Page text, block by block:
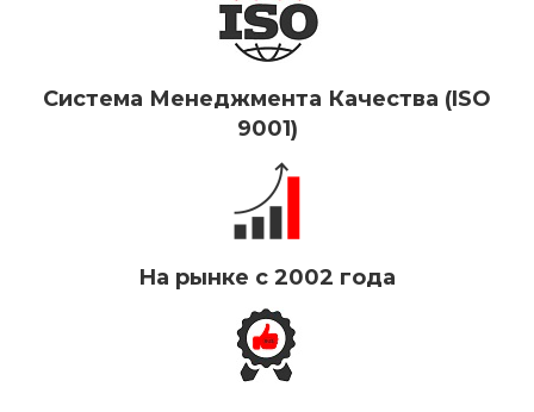
Система Менеджмента Качества (ISO
9001)
На рынке с 2002 года